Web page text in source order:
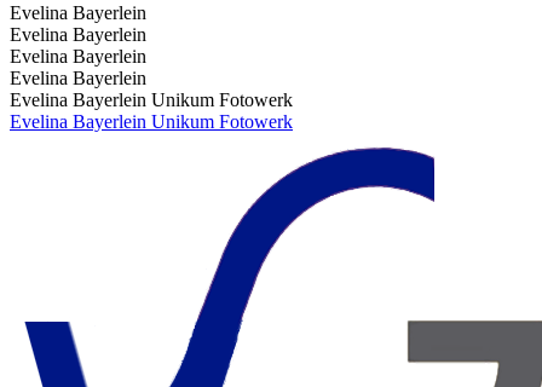
Evelina Bayerlein
Evelina Bayerlein
Evelina Bayerlein
Evelina Bayerlein
Evelina Bayerlein Unikum Fotowerk
Evelina Bayerlein Unikum Fotowerk